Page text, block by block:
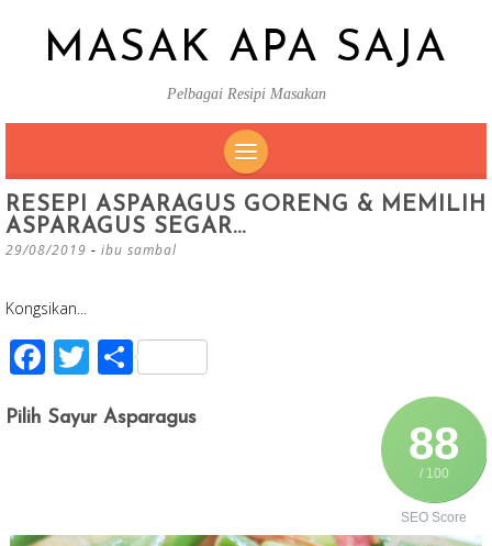
MASAK APA SAJA
Pelbagai Resipi Masakan
SKIP
RESEPI ASPARAGUS GORENG & MEMILIH
ASPARAGUS SEGAR…
29/08/2019 - ibu sambal
Kongsikan...
F
e
o
T
tt
S
ar 88
/ 100
SEO Score
Pilih Sayur Asparagus